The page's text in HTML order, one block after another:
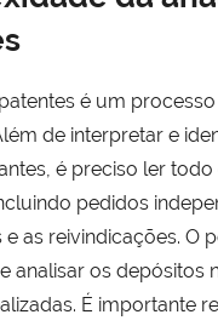
é um
de interpretar e
é preciso ler
pedidos
as reivindicações. O
analisar os depósitos
É importante